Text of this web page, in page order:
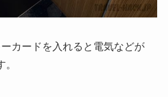
カードを入れると電気などが